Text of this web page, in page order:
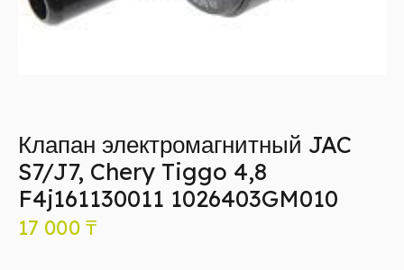
Клапан электромагнитный JAC
S7/J7, Chery Tiggo 4,8
F4j161130011 1026403GM010
17 000 ₸